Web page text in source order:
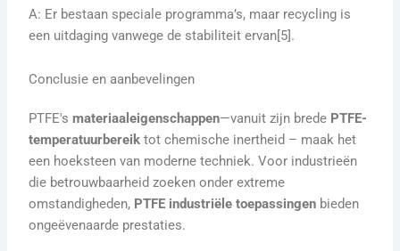
A: Er bestaan speciale programma’s, maar recycling is
een uitdaging vanwege de stabiliteit ervan[5].
Conclusie en aanbevelingen
PTFE'smateriaaleigenschappen—vanuit zijn brede PTFE-
temperatuurbereik tot chemische inertheid – maak het
een hoeksteen van moderne techniek. Voor industrieën
die betrouwbaarheid zoeken onder extreme
omstandigheden, PTFE industriële toepassingen bieden
ongeëvenaarde prestaties.